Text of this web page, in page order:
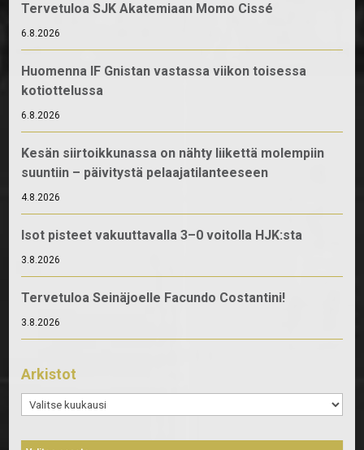
Tervetuloa SJK Akatemiaan Momo Cissé
6.8.2026
Huomenna IF Gnistan vastassa viikon toisessa
kotiottelussa
6.8.2026
Kesän siirtoikkunassa on nähty liikettä molempiin
suuntiin – päivitystä pelaajatilanteeseen
4.8.2026
Isot pisteet vakuuttavalla 3–0 voitolla HJK:sta
3.8.2026
Tervetuloa Seinäjoelle Facundo Costantini!
3.8.2026
Arkistot
Arkistot